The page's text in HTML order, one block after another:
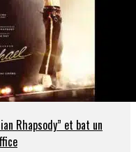
Rhapsody” et bat un